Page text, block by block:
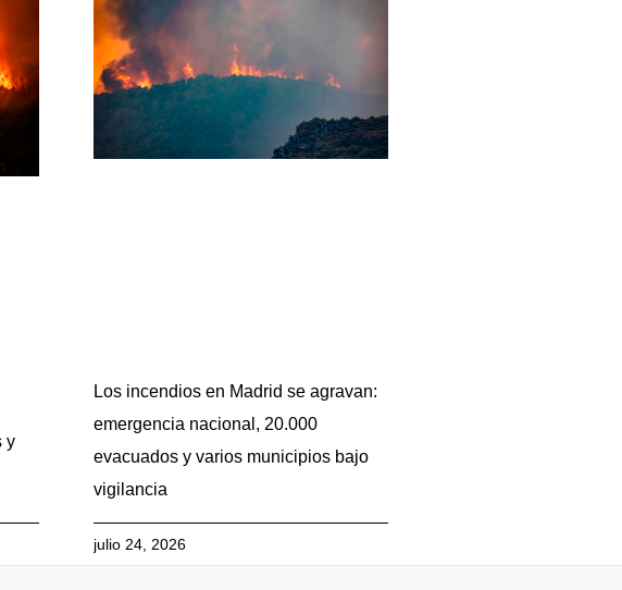
y
Los incendios en Madrid se agravan:
emergencia nacional, 20.000
evacuados y varios municipios bajo
vigilancia
julio 24, 2026